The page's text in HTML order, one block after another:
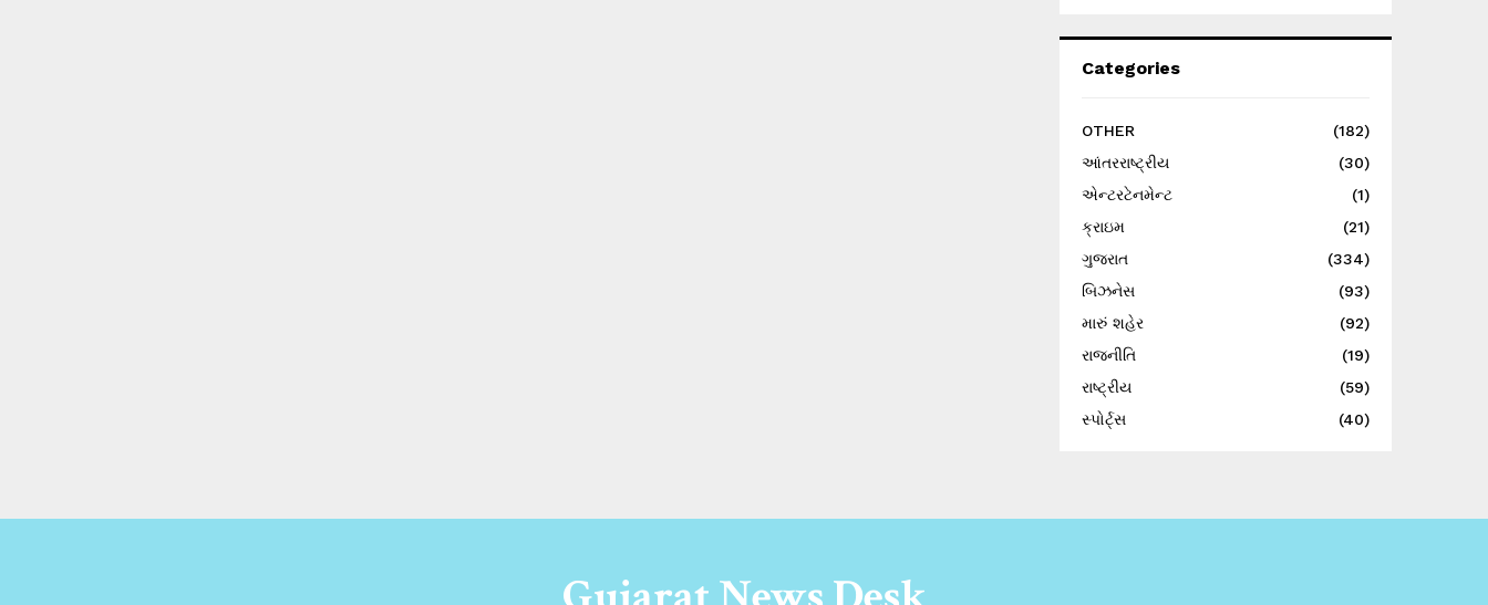
Categories
OTHER
(182)
આંતરરાષ્ટ્રીય
(30)
એન્ટરટેનમેન્ટ
(1)
ક્રાઇમ
(21)
ગુજરાત
(334)
બિઝનેસ
(93)
મારું શહેર
(92)
રાજનીતિ
(19)
રાષ્ટ્રીય
(59)
સ્પોર્ટ્સ
(40)